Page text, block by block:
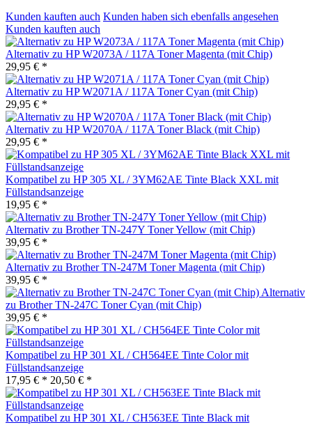
Kunden kauften auch Kunden haben sich ebenfalls angesehen
Kunden kauften auch
Alternativ zu HP W2073A / 117A Toner Magenta (mit Chip)
29,95 € *
Alternativ zu HP W2071A / 117A Toner Cyan (mit Chip)
29,95 € *
Alternativ zu HP W2070A / 117A Toner Black (mit Chip)
29,95 € *
Kompatibel zu HP 305 XL / 3YM62AE Tinte Black XXL mit
Füllstandsanzeige
19,95 € *
Alternativ zu Brother TN-247Y Toner Yellow (mit Chip)
39,95 € *
Alternativ zu Brother TN-247M Toner Magenta (mit Chip)
39,95 € *
Alternativ
zu Brother TN-247C Toner Cyan (mit Chip)
39,95 € *
Kompatibel zu HP 301 XL / CH564EE Tinte Color mit
Füllstandsanzeige
17,95 € * 20,50 € *
Kompatibel zu HP 301 XL / CH563EE Tinte Black mit